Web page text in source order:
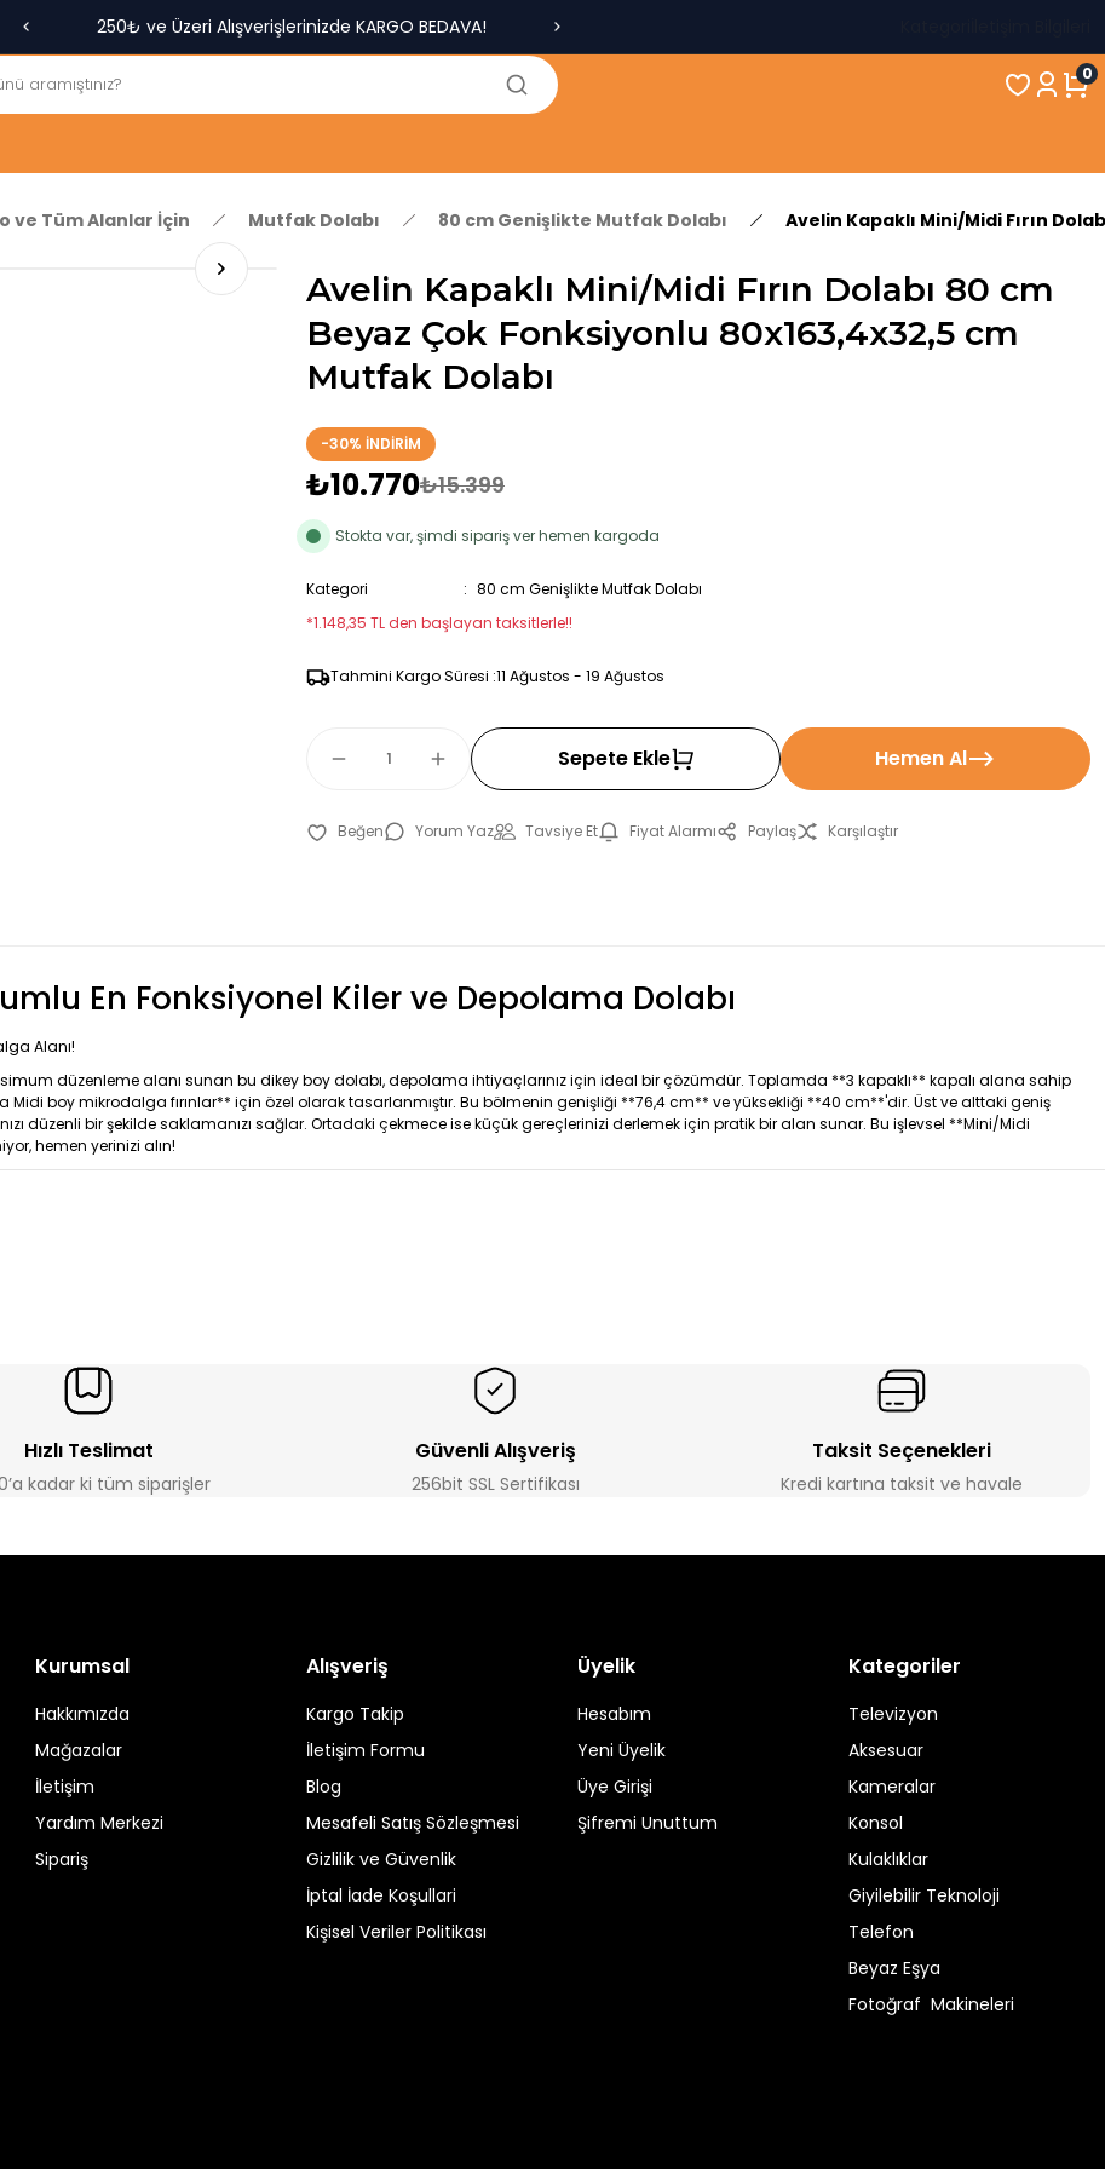
250₺ ve Üzeri Alışverişlerinizde KARGO BEDAVA!
5'er cm Aralıklarla 35 cm'den 100 cm'e kadar Genişliğe Sahip
% 100 Mdf Tekerlekli Masa ile Uzun Ömürlü ve Kolay Kullanım
0
ve Tüm Alanlar İçin Mutfak Dolabı 80 cm Genişlikte Mutfak Dolabı Avelin Kapaklı Mini/Midi Fırın
Avelin Kapaklı Mini/Midi Fırın Dolabı 80 cm
Beyaz Çok Fonksiyonlu 80x163,4x32,5 cm
Mutfak Dolabı
-30% İNDİRİM
₺10.770₺15.399
Stokta var, şimdi sipariş ver hemen kargoda
Kategori
80 cm Genişlikte Mutfak Dolabı
*1.148,35 TL den başlayan taksitlerle!!
Tahmini Kargo Süresi :11 Ağustos - 19 Ağustos
Sepete Ekle Hemen Al
Yorum Yaz Tavsiye Et Fiyat Alarmı Paylaş Karşılaştır
En Fonksiyonel Kiler ve Depolama Dolabı
Alanı!
düzenleme alanı sunan bu dikey boy dolabı, depolama ihtiyaçlarınız için ideal bir çözümdür. Toplamda **3 kapaklı** kapalı alana sahip
Midi boy mikrodalga fırınlar** için özel olarak tasarlanmıştır. Bu bölmenin genişliği **76,4 cm** ve yüksekliği **40 cm**'dir. Üst ve alttaki geniş
düzenli bir şekilde saklamanızı sağlar. Ortadaki çekmece ise küçük gereçlerinizi derlemek için pratik bir alan sunar. Bu işlevsel **Mini/Midi
hemen yerinizi alın!
Hızlı Teslimat
kadar ki tüm siparişler
Güvenli Alışveriş
256bit SSL Sertifikası
Taksit Seçenekleri
Kredi kartına taksit ve havale
Kurumsal
Hakkımızda
Mağazalar
İletişim
Yardım Merkezi
Sipariş
Alışveriş
Kargo Takip
İletişim Formu
Blog
Mesafeli Satış Sözleşmesi
Gizlilik ve Güvenlik
İptal İade Koşullari
Kişisel Veriler Politikası
Üyelik
Hesabım
Yeni Üyelik
Üye Girişi
Şifremi Unuttum
Kategoriler
Televizyon
Aksesuar
Kameralar
Konsol
Kulaklıklar
Giyilebilir Teknoloji
Telefon
Beyaz Eşya
Fotoğraf Makineleri